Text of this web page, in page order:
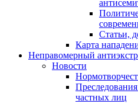
Статьи,
Карта
Неправомерный
Новости
частных лиц